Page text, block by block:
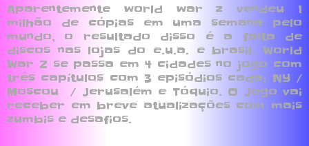
Aparentemente world war z vendeu 1
milhão de cópias em uma semana pelo
mundo, o resultado disso é a falta de
discos nas lojas do e.u.a. e brasil. World
War Z se passa em 4 cidades no jogo com
três capítulos com 3 episódios cada; NY /
Moscou / Jerusalém e Tóquio. O Jogo vai
receber em breve atualizações com mais
zumbis e desafios.